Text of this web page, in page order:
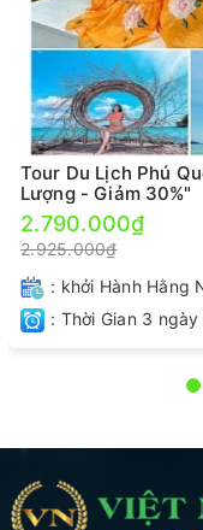
Tour Du Lịch Phú
Lượng - Giảm 30%"
2.790.000₫
2.925.000₫
: khởi Hành Hằng
: Thời Gian 3 ngày